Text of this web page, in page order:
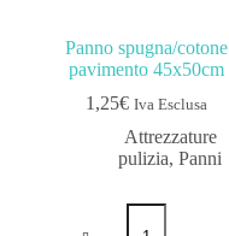
Panno spugna/cotone
pavimento 45x50cm
1,25€ Iva Esclusa
Attrezzature
pulizia,Panni